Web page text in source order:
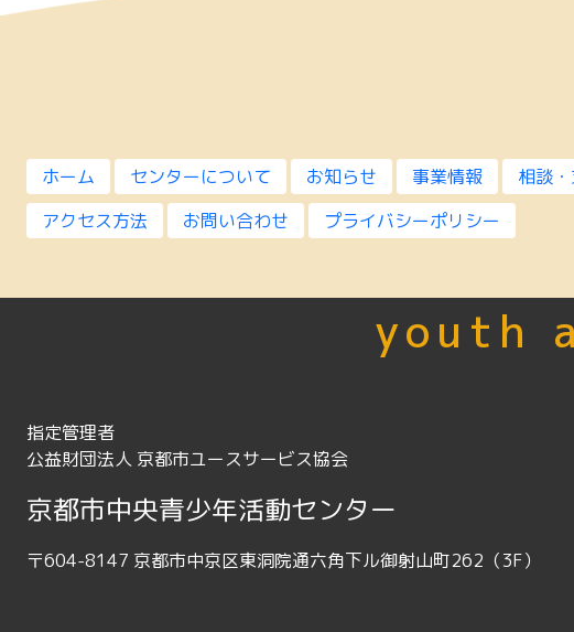
ホーム センターについて お知らせ 事業情報 相談
アクセス方法
お問い合わせ プライバシーポリシー
youth
指定管理者
公益財団法人 京都市ユースサービス協会
京都市中央青少年活動センター
〒604-8147 京都市中京区東洞院通六角下ル御射山町262（3F）